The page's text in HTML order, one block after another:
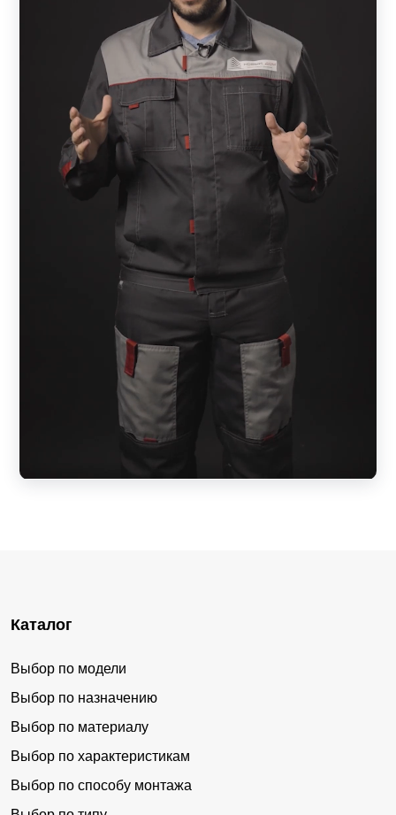
Каталог
Выбор по модели
Выбор по назначению
Выбор по материалу
Выбор по характеристикам
Выбор по способу монтажа